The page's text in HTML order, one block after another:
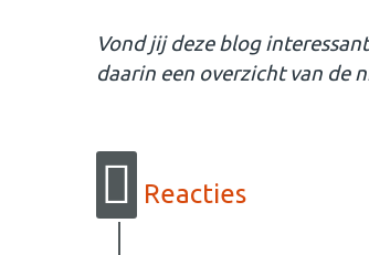
Vond jij deze blog
daarin een overzicht van de
Reacties